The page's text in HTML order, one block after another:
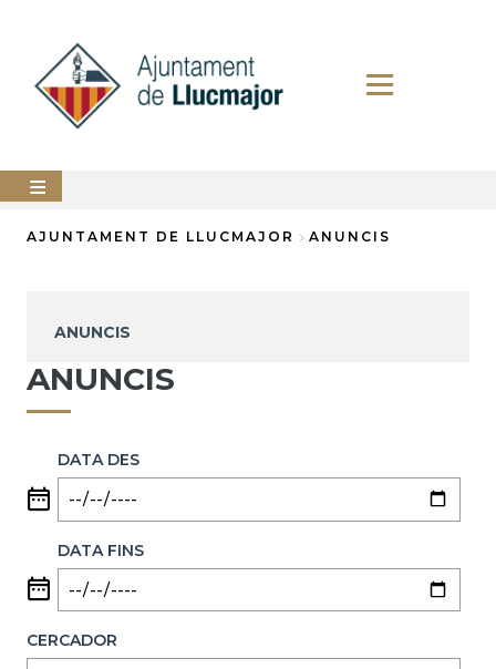
contingut
AJUNTAMENT
SERVEIS
MUNICIPALS
PERFIL
CONTRACTANT
ANUNCIS
AJUNTAMENT DE LLUCMAJOR ANUNCIS
ANUNCIS
ANUNCIS
DATA DES
DATA FINS
CERCADOR